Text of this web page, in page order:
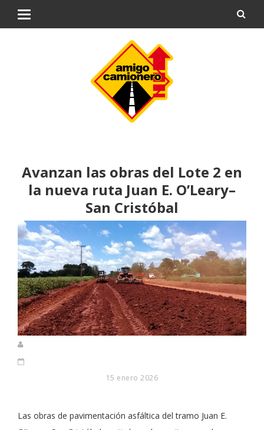
Avanzan las obras del Lote 2 en
la nueva ruta Juan E. O’Leary–
San Cristóbal
15 enero 2026
Las obras de pavimentación asfáltica del tramo Juan E.